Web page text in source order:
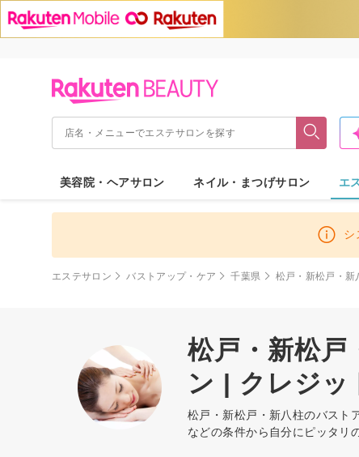
美容院・ヘアサロン ネイル・まつげサロン エ
シ
エステサロン バストアップ・ケア 千葉県 松戸・新松戸・新
松戸・新松戸
ン | クレジッ
松戸・新松戸・新八柱のバスト
などの条件から自分にピッタリ